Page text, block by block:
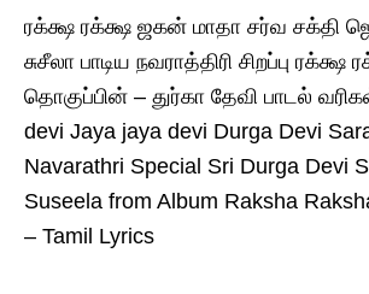
ரக்க்ஷ ரக்க்ஷ ஜகன் மாதா சர்வ சக்தி
சுசீலா பாடிய நவராத்திரி சிறப்பு
தொகுப்பின் – துர்கா தேவி பாடல்
devi Jaya jaya devi Durga Devi
Navarathri Special Sri Durga Devi
Suseela from Album Raksha
– Tamil Lyrics